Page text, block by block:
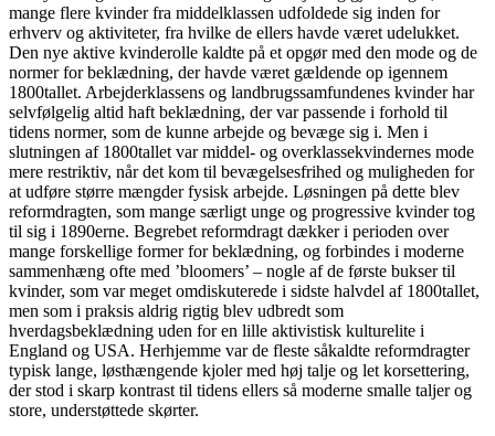
mange flere kvinder fra middelklassen udfoldede sig inden for
erhverv og aktiviteter, fra hvilke de ellers havde været udelukket.
Den nye aktive kvinderolle kaldte på et opgør med den mode og de
normer for beklædning, der havde været gældende op igennem
1800tallet. Arbejderklassens og landbrugssamfundenes kvinder har
selvfølgelig altid haft beklædning, der var passende i forhold til
tidens normer, som de kunne arbejde og bevæge sig i. Men i
slutningen af 1800tallet var middel- og overklassekvindernes mode
mere restriktiv, når det kom til bevægelsesfrihed og muligheden for
at udføre større mængder fysisk arbejde. Løsningen på dette blev
reformdragten, som mange særligt unge og progressive kvinder tog
til sig i 1890erne. Begrebet reformdragt dækker i perioden over
mange forskellige former for beklædning, og forbindes i moderne
sammenhæng ofte med ’bloomers’ – nogle af de første bukser til
kvinder, som var meget omdiskuterede i sidste halvdel af 1800tallet,
men som i praksis aldrig rigtig blev udbredt som
hverdagsbeklædning uden for en lille aktivistisk kulturelite i
England og USA. Herhjemme var de fleste såkaldte reformdragter
typisk lange, løsthængende kjoler med høj talje og let korsettering,
der stod i skarp kontrast til tidens ellers så moderne smalle taljer og
store, understøttede skørter.